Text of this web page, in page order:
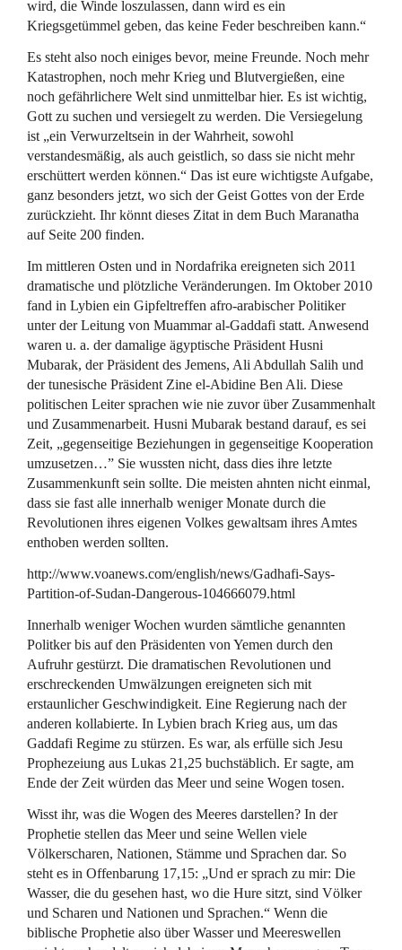
wird, die Winde loszulassen, dann wird es ein
Kriegsgetümmel geben, das keine Feder beschreiben kann.“
Es steht also noch einiges bevor, meine Freunde. Noch mehr
Katastrophen, noch mehr Krieg und Blutvergießen, eine
noch gefährlichere Welt sind unmittelbar hier. Es ist wichtig,
Gott zu suchen und versiegelt zu werden. Die Versiegelung
ist „ein Verwurzeltsein in der Wahrheit, sowohl
verstandesmäßig, als auch geistlich, so dass sie nicht mehr
erschüttert werden können.“ Das ist eure wichtigste Aufgabe,
ganz besonders jetzt, wo sich der Geist Gottes von der Erde
zurückzieht. Ihr könnt dieses Zitat in dem Buch Maranatha
auf Seite 200 finden.
Im mittleren Osten und in Nordafrika ereigneten sich 2011
dramatische und plötzliche Veränderungen. Im Oktober 2010
fand in Lybien ein Gipfeltreffen afro-arabischer Politiker
unter der Leitung von Muammar al-Gaddafi statt. Anwesend
waren u. a. der damalige ägyptische Präsident Husni
Mubarak, der Präsident des Jemens, Ali Abdullah Salih und
der tunesische Präsident Zine el-Abidine Ben Ali. Diese
politischen Leiter sprachen wie nie zuvor über Zusammenhalt
und Zusammenarbeit. Husni Mubarak bestand darauf, es sei
Zeit, „gegenseitige Beziehungen in gegenseitige Kooperation
umzusetzen…” Sie wussten nicht, dass dies ihre letzte
Zusammenkunft sein sollte. Die meisten ahnten nicht einmal,
dass sie fast alle innerhalb weniger Monate durch die
Revolutionen ihres eigenen Volkes gewaltsam ihres Amtes
enthoben werden sollten.
http://www.voanews.com/english/news/Gadhafi-Says-
Partition-of-Sudan-Dangerous-104666079.html
Innerhalb weniger Wochen wurden sämtliche genannten
Politker bis auf den Präsidenten von Yemen durch den
Aufruhr gestürzt. Die dramatischen Revolutionen und
erschreckenden Umwälzungen ereigneten sich mit
erstaunlicher Geschwindigkeit. Eine Regierung nach der
anderen kollabierte. In Lybien brach Krieg aus, um das
Gaddafi Regime zu stürzen. Es war, als erfülle sich Jesu
Prophezeiung aus Lukas 21,25 buchstäblich. Er sagte, am
Ende der Zeit würden das Meer und seine Wogen tosen.
Wisst ihr, was die Wogen des Meeres darstellen? In der
Prophetie stellen das Meer und seine Wellen viele
Völkerscharen, Nationen, Stämme und Sprachen dar. So
steht es in Offenbarung 17,15: „Und er sprach zu mir: Die
Wasser, die du gesehen hast, wo die Hure sitzt, sind Völker
und Scharen und Nationen und Sprachen.“ Wenn die
biblische Prophetie also über Wasser und Meereswellen